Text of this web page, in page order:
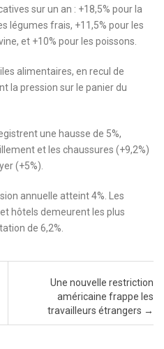
sur un an : +18,5% pour la
légumes frais, +11,5% pour les
et +10% pour les poissons.
alimentaires, en recul de
la pression sur le panier du
une hausse de 5%,
et les chaussures (+9,2%)
(+5%).
annuelle atteint 4%. Les
hôtels demeurent les plus
de 6,2%.
Une nouvelle restriction
américaine frappe les
travailleurs étrangers →